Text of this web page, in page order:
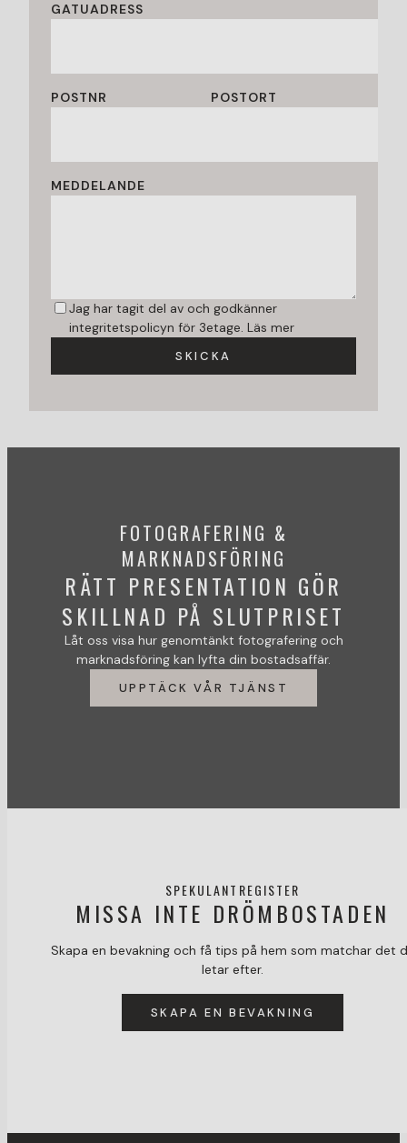
GATUADRESS
POSTNR POSTORT
MEDDELANDE
Jag har tagit del av och godkänner
integritetspolicyn för 3etage. Läs mer
SKICKA
FOTOGRAFERING &
MARKNADSFÖRING
RÄTT PRESENTATION GÖR
SKILLNAD PÅ SLUTPRISET
Låt oss visa hur genomtänkt fotografering och
marknadsföring kan lyfta din bostadsaffär.
UPPTÄCK VÅR TJÄNST
SPEKULANTREGISTER
MISSA INTE DRÖMBOSTADEN
Skapa en bevakning och få tips på hem som matchar det
letar efter.
SKAPA EN BEVAKNING